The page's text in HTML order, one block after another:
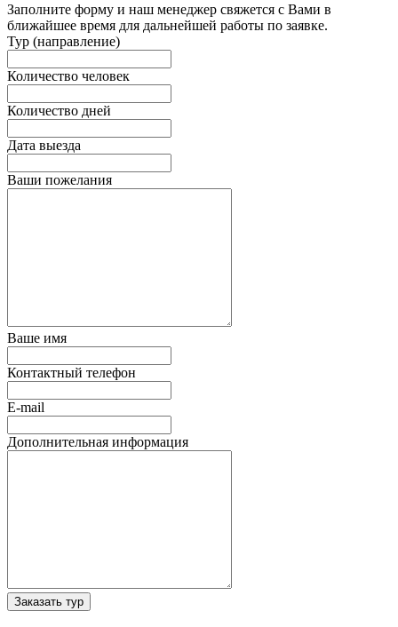
Заполните форму и наш менеджер свяжется с Вами в
ближайшее время для дальнейшей работы по заявке.
Тур (направление)
Количество человек
Количество дней
Дата выезда
Ваши пожелания
Ваше имя
Контактный телефон
E-mail
Дополнительная информация
Заказать тур